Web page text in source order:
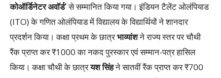
कोऑर्डिनेटर अवॉर्ड’से सम्मानित किया गया। इंडियन टैलेंट ओलंपियाड
(ITO) के गणित ओलंपियाड में विद्यालय के विद्यार्थियों ने शानदार
प्रदर्शन किया। कक्षा प्रथम के छात्रभाव्यांशने राज्य स्तर पर चौथी
रैंक प्राप्त कर ₹1000 का नकद पुरस्कार एवं सम्मान-पत्र हासिल
किया। कक्षा चौथी के छात्रयश सिंहने सातवीं रैंक प्राप्त कर ₹700